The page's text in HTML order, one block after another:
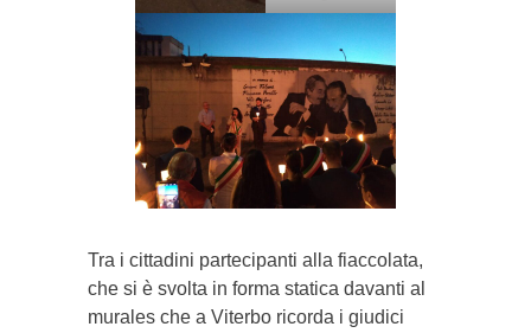
Tra i cittadini partecipanti alla fiaccolata,
che si è svolta in forma statica davanti al
murales che a Viterbo ricorda i giudici